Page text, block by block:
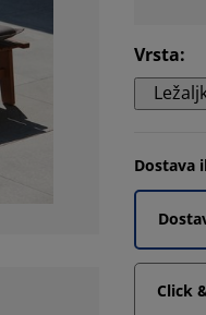
Vrsta:
Dostava
Click